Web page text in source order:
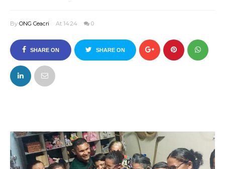
By ONG Ceacri At 14:24 0
SHARE ON
FACEBOOK
SHARE ON